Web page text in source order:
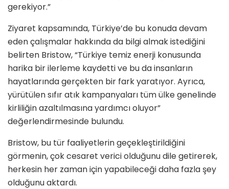
gerekiyor.”
Ziyaret kapsamında, Türkiye’de bu konuda devam
eden çalışmalar hakkında da bilgi almak istediğini
belirten Bristow, “Türkiye temiz enerji konusunda
harika bir ilerleme kaydetti ve bu da insanların
hayatlarında gerçekten bir fark yaratıyor. Ayrıca,
yürütülen sıfır atık kampanyaları tüm ülke genelinde
kirliliğin azaltılmasına yardımcı oluyor”
değerlendirmesinde bulundu.
Bristow, bu tür faaliyetlerin geçekleştirildiğini
görmenin, çok cesaret verici olduğunu dile getirerek,
herkesin her zaman için yapabileceği daha fazla şey
olduğunu aktardı.